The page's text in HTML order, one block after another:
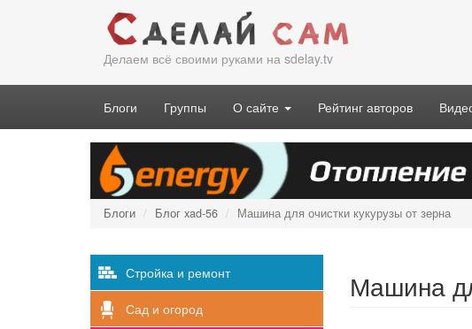
Делаем всё своими руками на sdelay.tv
Блоги Группы О сайте Рейтинг авторов
Блоги Блог xad-56 Машина для очистки кукурузы от зерна
Стройка и ремонт
Сад и огород
Машина